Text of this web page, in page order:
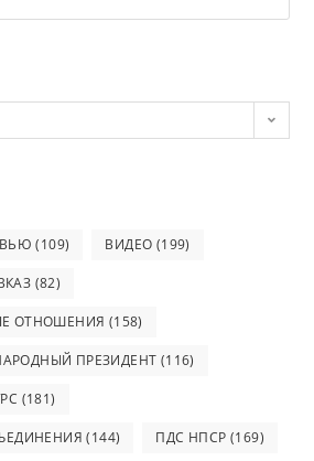
(109) ВИДЕО (199)
(82)
ОТНОШЕНИЯ (158)
ПРЕЗИДЕНТ (116)
(181)
(144) ПДС НПСР (169)